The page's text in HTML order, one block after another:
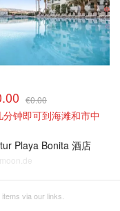
€0.00
分钟即可到海滩和市中
Playa Bonita 酒店
via our links.